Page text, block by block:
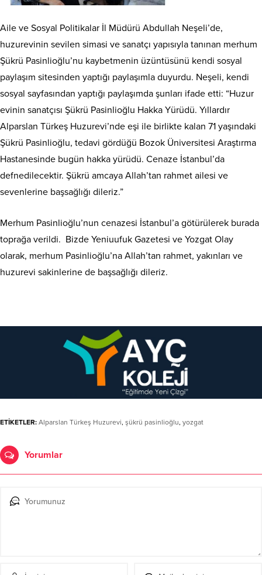
Aile ve Sosyal Politikalar İl Müdürü Abdullah Neşeli’de,
huzurevinin sevilen simasi ve sanatçı yapısıyla tanınan merhum
Şükrü Pasinlioğlu’nu kaybetmenin üzüntüsünü kendi sosyal
paylaşım sitesinden yaptığı paylaşımla duyurdu. Neşeli, kendi
sosyal sayfasından yaptığı paylaşımda şunları ifade etti: “Huzur
evinin sanatçısı Şükrü Pasinlioğlu Hakka Yürüdü. Yıllardır
Alparslan Türkeş Huzurevi’nde eşi ile birlikte kalan 71 yaşındaki
Şükrü Pasinlioğlu, tedavi gördüğü Bozok Üniversitesi Araştırma
Hastanesinde bugün hakka yürüdü. Cenaze İstanbul’da
defnedilecektir. Şükrü amcaya Allah’tan rahmet ailesi ve
sevenlerine başsağlığı dileriz.”
Merhum Pasinlioğlu’nun cenazesi İstanbul’a götürülerek burada
toprağa verildi. Bizde Yeniuufuk Gazetesi ve Yozgat Olay
olarak, merhum Pasinlioğlu’na Allah’tan rahmet, yakınları ve
huzurevi sakinlerine de başsağlığı dileriz.
ETİKETLER: Alparslan Türkeş Huzurevi, şükrü pasinlioğlu, yozgat
Yorumlar